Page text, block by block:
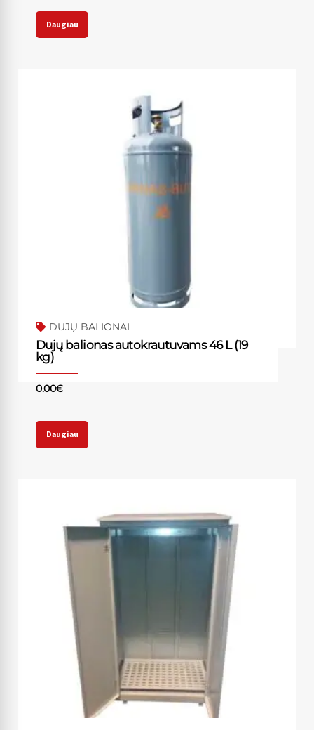
Daugiau
DUJŲ BALIONAI
Dujų balionas autokrautuvams 46 L (19
kg)
0.00€
Daugiau